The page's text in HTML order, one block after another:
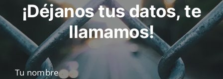
¡Déjanos tus datos, te
llamamos!
Tu nombre